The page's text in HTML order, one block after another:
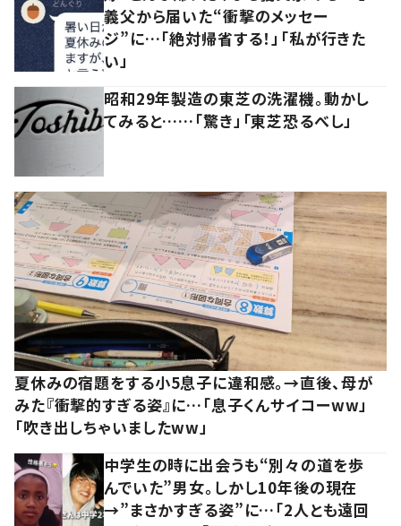
義父から届いた“衝撃のメッセー
ジ”に…「絶対帰省する！」「私が行きた
い」
昭和29年製造の東芝の洗濯機。動かし
てみると……「驚き」「東芝恐るべし」
夏休みの宿題をする小5息子に違和感。→直後、母が
みた『衝撃的すぎる姿』に…「息子くんサイコーww」
「吹き出しちゃいましたww」
中学生の時に出会うも“別々の道を歩
んでいた”男女。しかし10年後の現在
→”まさかすぎる姿”に…「2人とも遠回